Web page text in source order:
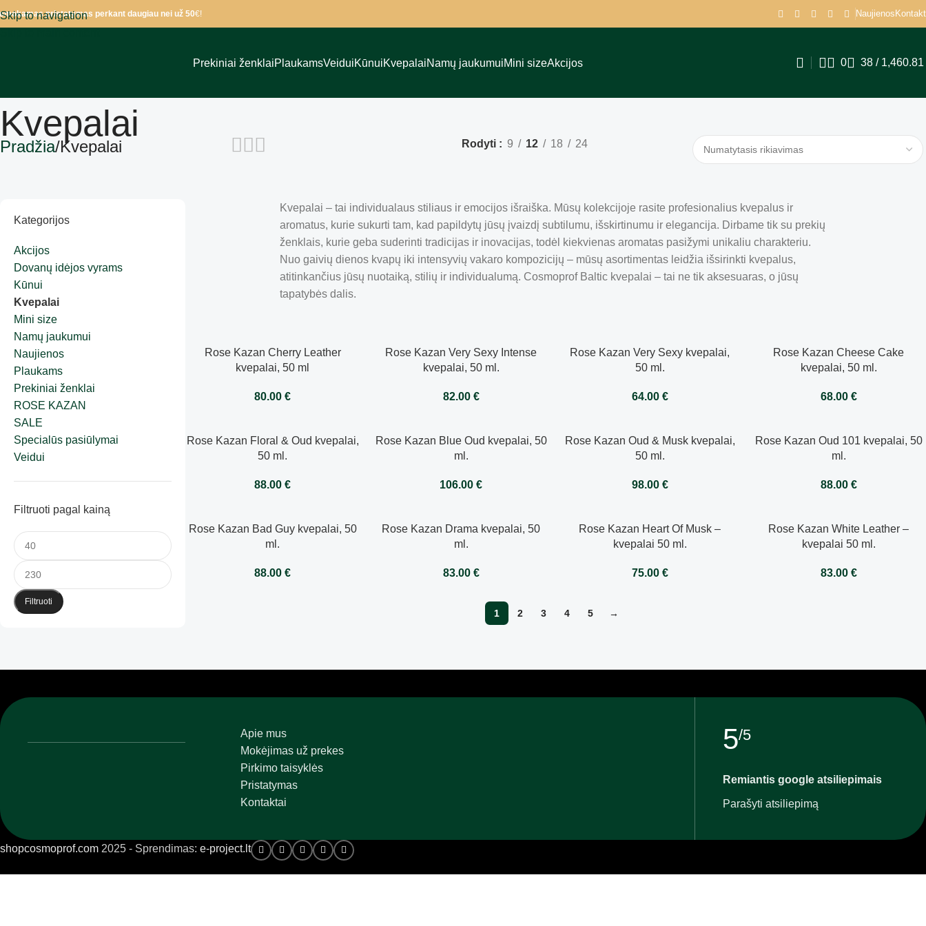
Skip to navigationpristatymas perkant daugiau nei už 50€! Naujienos
Prekiniai ženklaiPlaukamsVeiduiKūnuiKvepalaiNamų jaukumuiMini sizeAkcijos 0 38 / 1,460.81
Kvepalai
Pradžia Kvepalai Rodyti 9 12 18 24
Kategorijos
Akcijos
Dovanų idėjos vyrams
Kūnui
Kvepalai
Mini size
Namų jaukumui
Naujienos
Plaukams
Prekiniai ženklai
ROSE KAZAN
SALE
Specialūs pasiūlymai
Veidui
Filtruoti pagal kainą
Filtruoti
Kvepalai – tai individualaus stiliaus ir emocijos išraiška. Mūsų kolekcijoje rasite profesionalius kvepalus ir
aromatus, kurie sukurti tam, kad papildytų jūsų įvaizdį subtilumu, išskirtinumu ir elegancija. Dirbame tik su prekių
ženklais, kurie geba suderinti tradicijas ir inovacijas, todėl kiekvienas aromatas pasižymi unikaliu charakteriu.
Nuo gaivių dienos kvapų iki intensyvių vakaro kompozicijų – mūsų asortimentas leidžia išsirinkti kvepalus,
atitinkančius jūsų nuotaiką, stilių ir individualumą. Cosmoprof Baltic kvepalai – tai ne tik aksesuaras, o jūsų
tapatybės dalis.
Rose Kazan Cherry Leather
kvepalai, 50 ml
80.00€
Rose Kazan Very Sexy Intense
kvepalai, 50 ml.
82.00 €
Rose Kazan Very Sexy kvepalai,
50 ml.
64.00 €
Rose Kazan Cheese Cake
kvepalai, 50 ml.
68.00 €
Rose Kazan Floral & Oud kvepalai,
50 ml.
88.00€
Rose Kazan Blue Oud kvepalai, 50
ml.
106.00€
Rose Kazan Oud & Musk kvepalai,
50 ml.
98.00 €
Rose Kazan Oud 101 kvepalai, 50
ml.
88.00 €
Rose Kazan Bad Guy kvepalai, 50
ml.
88.00€
Rose Kazan Drama kvepalai, 50
ml.
83.00 €
Rose Kazan Heart Of Musk –
kvepalai 50 ml.
75.00 €
Rose Kazan White Leather –
kvepalai 50 ml.
83.00 €
1 2 3 4 5 →
Apie mus
Mokėjimas už prekes
Pirkimo taisyklės
Pristatymas
Kontaktai
5/5
Remiantis google atsiliepimais
Parašyti atsiliepimą
shopcosmoprof.com 2025 - Sprendimas: e-project.lt